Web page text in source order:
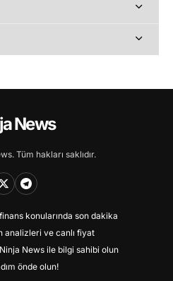
News
Tüm hakları saklıdır.
konularında son dakika
analizleri ve canlı fiyat
News ile bilgi sahibi olun
önde olun!